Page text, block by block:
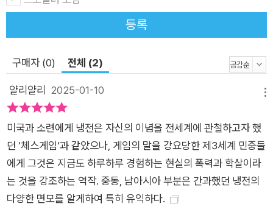
싱턴과 모스크바 둘 다 “힘과 영향력을 포스트식민주의 사회들에
투입함으로써 그들의 전신인 제국의 발자국을 뒤따랐다.”(15쪽)
지가 되었다. 두 번째 전선(2부, 1964년~1979년)은 북베트남
발하면서 형성되었다. 북베트남의 하노이가 전면에 나서자 공산
주의 세계의 패권을 둘러싸고 소련과 중국 사이의 경쟁과 균열은
더욱더 커져갔다. 워싱턴·모스크바·베이징 사이의 3자 투쟁은 인
도네시아 공산당에 대한 대학살이 벌어지는 데 일조했다. 중국을
자기 쪽으로 끌어들여 소련을 견제하려던 미국은 ‘중국 중재자’
파키스탄의 방글라데시 침공을 돕거나 방조했다. 파키스탄은 인
도와의 전쟁도 불사했으며, 미국은 노골적으로 인도를 못마땅해
등록
구매자 (0) 전체 (2)
얄리얄리 2025-01-10
미국과 소련에게 냉전은 자신의 이념을 전세계에 관철하고자 했
던 ‘체스게임‘과 같았으나, 게임의 말을 강요당한 제3세계 민중들
에게 그것은 지금도 하루하루 경험하는 현실의 폭력과 학살이라
는 것을 강조하는 역작. 중동, 남아시아 부분은 간과했던 냉전의
다양한 면모를 알게하여 특히 유익하다.